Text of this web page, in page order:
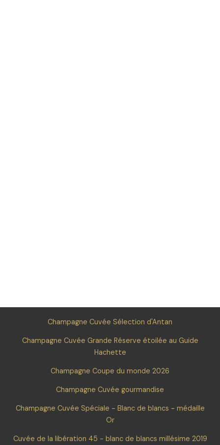
Champagne Cuvée Sélection d'Antan
Champagne Cuvée Grande Réserve étoilée au Guide
Hachette
Champagne Coupe du monde 2026
Champagne Cuvée gourmandise
Champagne Cuvée Spéciale - Blanc de blancs - médaille
Or
Cuvée de la libération 45 - blanc de blancs millésime 2019